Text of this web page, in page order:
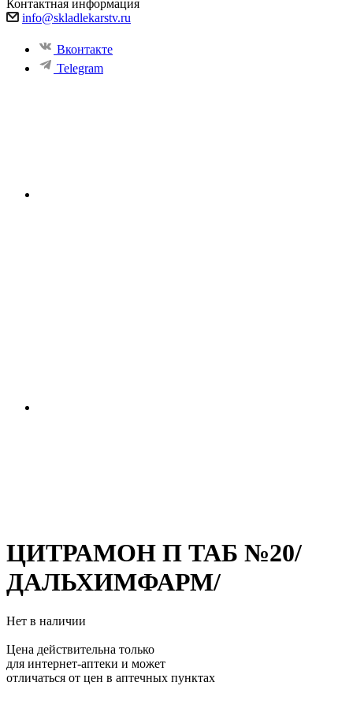
Контактная информация
info@skladlekarstv.ru
Вконтакте
Telegram
ЦИТРАМОН П ТАБ №20/
ДАЛЬХИМФАРМ/
Нет в наличии
Цена действительна только
для интернет-аптеки и может
отличаться от цен в аптечных пунктах